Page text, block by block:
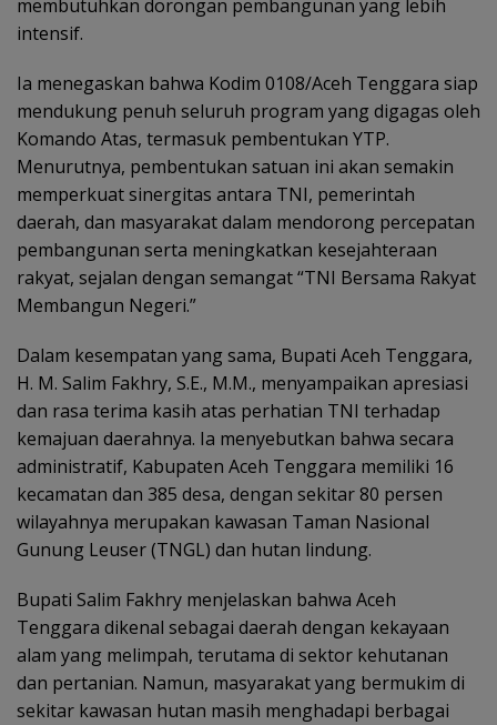
membutuhkan dorongan pembangunan yang lebih
intensif.
Ia menegaskan bahwa Kodim 0108/Aceh Tenggara siap
mendukung penuh seluruh program yang digagas oleh
Komando Atas, termasuk pembentukan YTP.
Menurutnya, pembentukan satuan ini akan semakin
memperkuat sinergitas antara TNI, pemerintah
daerah, dan masyarakat dalam mendorong percepatan
pembangunan serta meningkatkan kesejahteraan
rakyat, sejalan dengan semangat “TNI Bersama Rakyat
Membangun Negeri.”
Dalam kesempatan yang sama, Bupati Aceh Tenggara,
H. M. Salim Fakhry, S.E., M.M., menyampaikan apresiasi
dan rasa terima kasih atas perhatian TNI terhadap
kemajuan daerahnya. Ia menyebutkan bahwa secara
administratif, Kabupaten Aceh Tenggara memiliki 16
kecamatan dan 385 desa, dengan sekitar 80 persen
wilayahnya merupakan kawasan Taman Nasional
Gunung Leuser (TNGL) dan hutan lindung.
Bupati Salim Fakhry menjelaskan bahwa Aceh
Tenggara dikenal sebagai daerah dengan kekayaan
alam yang melimpah, terutama di sektor kehutanan
dan pertanian. Namun, masyarakat yang bermukim di
sekitar kawasan hutan masih menghadapi berbagai